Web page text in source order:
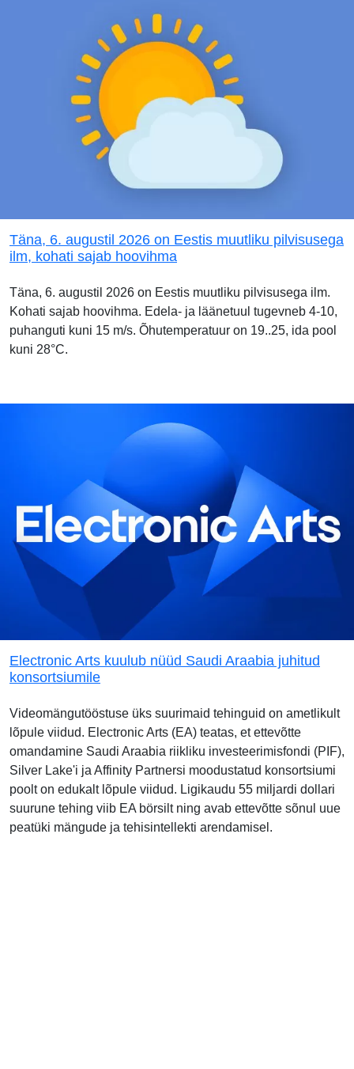
Täna, 6. augustil 2026 on Eestis muutliku pilvisusega
ilm, kohati sajab hoovihma
Täna, 6. augustil 2026 on Eestis muutliku pilvisusega ilm.
Kohati sajab hoovihma. Edela- ja läänetuul tugevneb 4-10,
puhanguti kuni 15 m/s. Õhutemperatuur on 19..25, ida pool
kuni 28°C.
Electronic Arts kuulub nüüd Saudi Araabia juhitud
konsortsiumile
Videomängutööstuse üks suurimaid tehinguid on ametlikult
lõpule viidud. Electronic Arts (EA) teatas, et ettevõtte
omandamine Saudi Araabia riikliku investeerimisfondi (PIF),
Silver Lake'i ja Affinity Partnersi moodustatud konsortsiumi
poolt on edukalt lõpule viidud. Ligikaudu 55 miljardi dollari
suurune tehing viib EA börsilt ning avab ettevõtte sõnul uue
peatüki mängude ja tehisintellekti arendamisel.